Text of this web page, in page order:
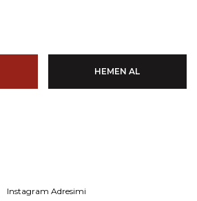
HEMEN AL
Instagram Adresimi